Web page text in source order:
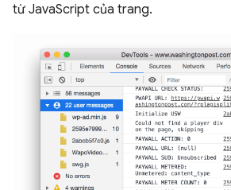
từ JavaScript của trang.